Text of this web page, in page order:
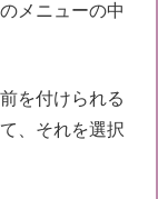
メニューの中
を付けられる
、それを選択